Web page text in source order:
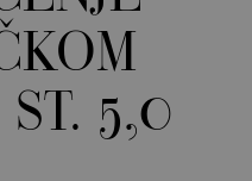
5,0